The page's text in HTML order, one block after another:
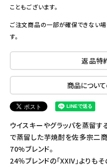
こともございます。
ご注文商品の一部が確保できない
す。
返品特
商品につい
ウイスキーやグラッパを蒸留
で蒸留した芋焼酎を佐多宗二
70%ブレンド。
24％ブレンドの「XXIV」よりも